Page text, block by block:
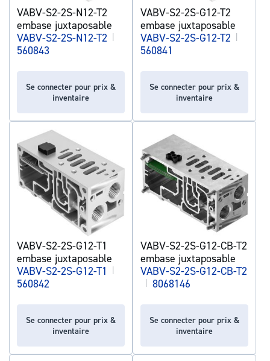
VABV-S2-2S-N12-T2
embase juxtaposable
VABV-S2-2S-N12-T2 |
560843
Se connecter pour prix &
inventaire
VABV-S2-2S-G12-T2
embase juxtaposable
VABV-S2-2S-G12-T2 |
560841
Se connecter pour prix &
inventaire
VABV-S2-2S-G12-T1
embase juxtaposable
VABV-S2-2S-G12-T1
|
560842
Se connecter pour prix &
inventaire
VABV-S2-2S-G12-CB-T2
embase juxtaposable
VABV-S2-2S-G12-CB-T2
| 8068146
Se connecter pour prix &
inventaire